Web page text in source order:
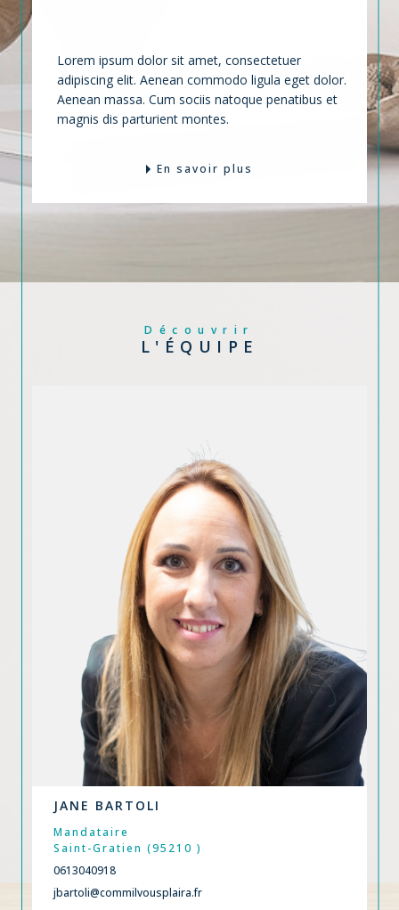
Lorem ipsum dolor sit amet, consectetuer
adipiscing elit. Aenean commodo ligula eget dolor.
Aenean massa. Cum sociis natoque penatibus et
magnis dis parturient montes.
En savoir plus
Découvrir
L'ÉQUIPE
JANE BARTOLI
Mandataire
Saint-Gratien (95210 )
0613040918
jbartoli@commilvousplaira.fr